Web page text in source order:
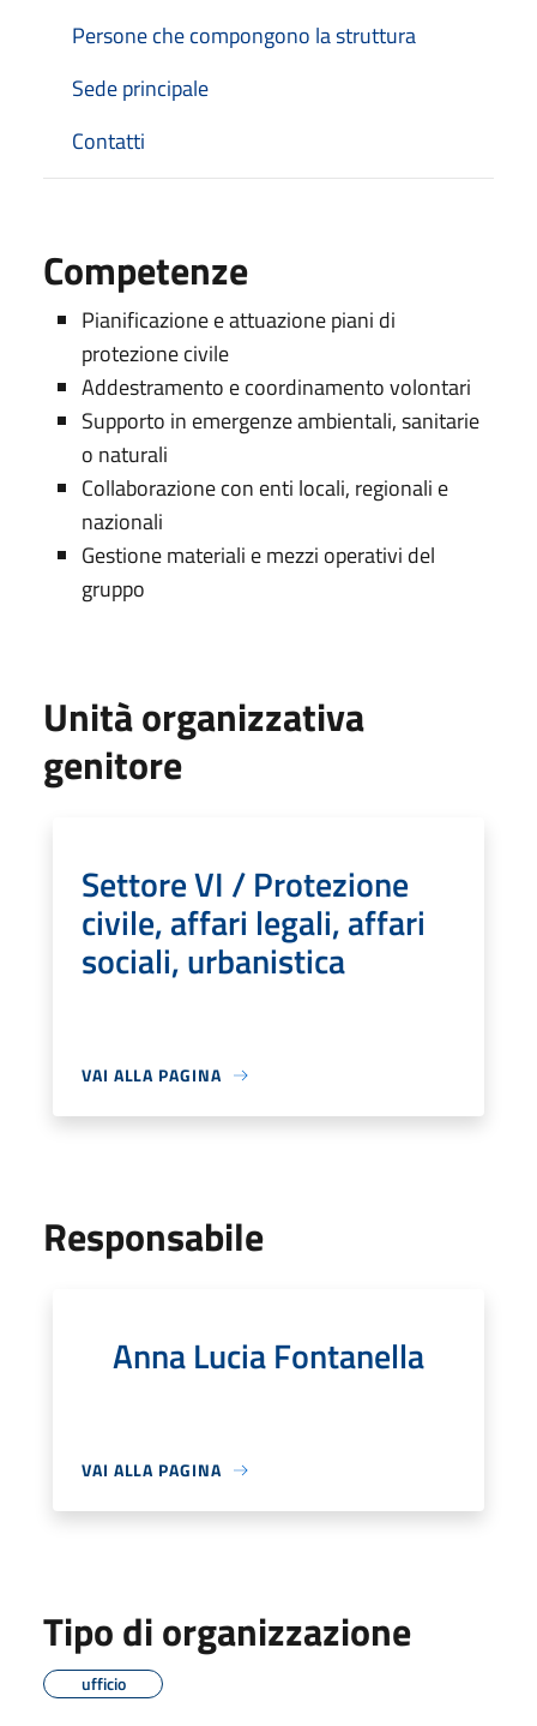
Persone che compongono la struttura
Sede principale
Contatti
Competenze
Pianificazione e attuazione piani di
protezione civile
Addestramento e coordinamento volontari
Supporto in emergenze ambientali, sanitarie
o naturali
Collaborazione con enti locali, regionali e
nazionali
Gestione materiali e mezzi operativi del
gruppo
Unità organizzativa
genitore
Settore VI / Protezione
civile, affari legali, affari
sociali, urbanistica
VAI ALLA PAGINA
Responsabile
Anna Lucia Fontanella
VAI ALLA PAGINA
Tipo di organizzazione
ufficio